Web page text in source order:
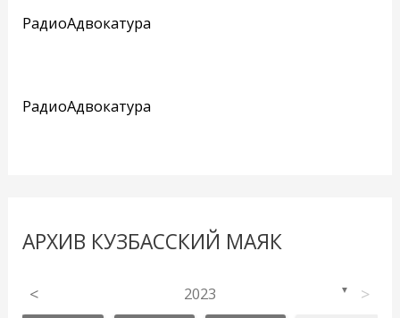
РадиоАдвокатура
РадиоАдвокатура
АРХИВ КУЗБАССКИЙ МАЯК
< 2023 ▼ >